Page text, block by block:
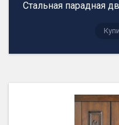
Стальная парадная